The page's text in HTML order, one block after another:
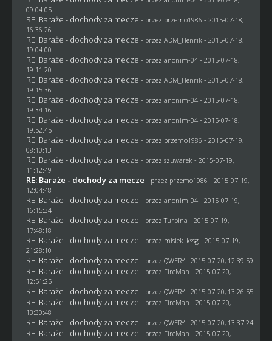
09:04:05
RE: Baraże - dochody za mecze - przez przemo1986 - 2015-07-18,
16:36:26
RE: Baraże - dochody za mecze - przez ADM_Henrik - 2015-07-18,
19:04:00
RE: Baraże - dochody za mecze - przez anonim-04- 2015-07-18,
19:11:20
RE: Baraże - dochody za mecze - przez ADM_Henrik - 2015-07-18,
19:15:36
RE: Baraże - dochody za mecze - przez anonim-04- 2015-07-18,
19:34:16
RE: Baraże - dochody za mecze - przez anonim-04- 2015-07-18,
19:52:45
RE: Baraże - dochody za mecze - przez przemo1986 - 2015-07-19,
08:10:13
RE: Baraże - dochody za mecze - przez szuwarek - 2015-07-19,
11:12:49
RE: Baraże - dochody za mecze - przez przemo1986 - 2015-07-19,
12:04:48
RE: Baraże - dochody za mecze - przez anonim-04- 2015-07-19,
16:15:34
RE: Baraże - dochody za mecze - przez Turbina - 2015-07-19,
17:48:18
RE: Baraże - dochody za mecze - przez misiek_kssg- 2015-07-19,
21:28:10
RE: Baraże - dochody za mecze - przez QWERY- 2015-07-20, 12:39:59
RE: Baraże - dochody za mecze - przez FireMan - 2015-07-20,
12:51:25
RE: Baraże - dochody za mecze - przez QWERY- 2015-07-20, 13:26:55
RE: Baraże - dochody za mecze - przez FireMan - 2015-07-20,
13:30:48
RE: Baraże - dochody za mecze - przez QWERY- 2015-07-20, 13:37:24
RE: Baraże - dochody za mecze - przez FireMan - 2015-07-20,